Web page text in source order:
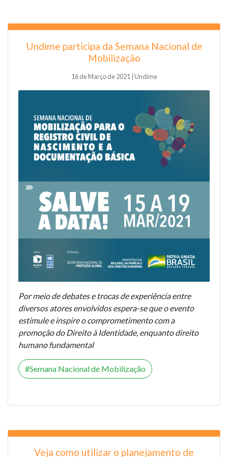
Undime participa da Semana Nacional de
Mobilização
16 de Março de 2021 | Undime
Por meio de debates e trocas de experiência entre
diversos atores envolvidos espera-se que o evento
estimule e inspire o comprometimento com a
promoção do Direito à Identidade, enquanto direito
humano fundamental
Semana Nacional de Mobilização
Veja como utilizar o planejamento de